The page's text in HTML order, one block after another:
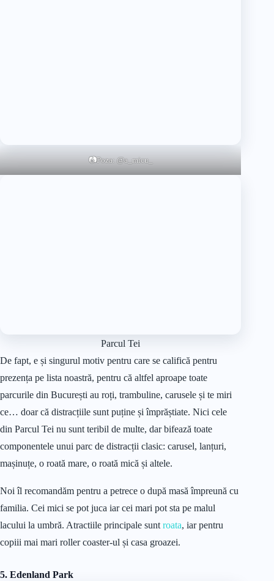
📷Poza: @a_micu_
Parcul Tei
De fapt, e și singurul motiv pentru care se califică pentru
prezența pe lista noastră, pentru că altfel aproape toate
parcurile din București au roți, trambuline, carusele și te miri
ce… doar că distracțiile sunt puține și împrăștiate. Nici cele
din Parcul Tei nu sunt teribil de multe, dar bifează toate
componentele unui parc de distracții clasic: carusel, lanțuri,
mașinuțe, o roată mare, o roată mică și altele.
Noi îl recomandăm pentru a petrece o după masă împreună cu
familia. Cei mici se pot juca iar cei mari pot sta pe malul
lacului la umbră. Atractiile principale suntroata, iar pentru
copiii mai mari roller coaster-ul și casa groazei.
5. Edenland Park